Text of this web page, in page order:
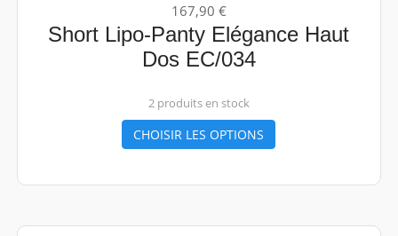
167,90 €
Short Lipo-Panty Elégance Haut
Dos EC/034
2 produits en stock
CHOISIR LES OPTIONS